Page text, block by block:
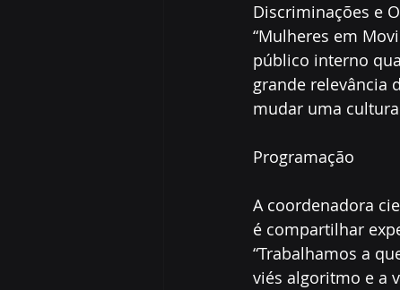
Discriminações e
“Mulheres em
público interno
grande relevância
mudar uma
Programação
A coordenadora
é compartilhar
“Trabalhamos a
viés algoritmo e a